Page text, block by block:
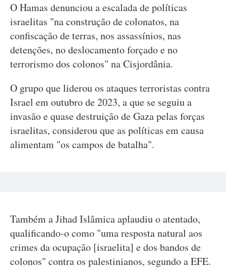
O Hamas denunciou a escalada de políticas
israelitas "na construção de colonatos, na
confiscação de terras, nos assassínios, nas
detenções, no deslocamento forçado e no
terrorismo dos colonos" na Cisjordânia.
O grupo que liderou os ataques terroristas contra
Israel em outubro de 2023, a que se seguiu a
invasão e quase destruição de Gaza pelas forças
israelitas, considerou que as políticas em causa
alimentam "os campos de batalha".
Também a Jihad Islâmica aplaudiu o atentado,
qualificando-o como "uma resposta natural aos
crimes da ocupação [israelita] e dos bandos de
colonos" contra os palestinianos, segundo a EFE.